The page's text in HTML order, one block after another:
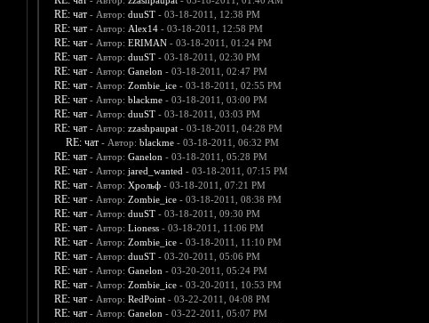
RE: чат - Автор: duuST- 03-18-2011, 12:38 PM
RE: чат - Автор: Alex14- 03-18-2011, 12:58 PM
RE: чат - Автор: ERIMAN- 03-18-2011, 01:24 PM
RE: чат - Автор: duuST- 03-18-2011, 02:30 PM
RE: чат - Автор: Ganelon - 03-18-2011, 02:47 PM
RE: чат - Автор: Zombie_ice- 03-18-2011, 02:55 PM
RE: чат - Автор: blackme- 03-18-2011, 03:00 PM
RE: чат - Автор: duuST- 03-18-2011, 03:03 PM
RE: чат - Автор: zzashpaupat- 03-18-2011, 04:28 PM
RE: чат - Автор: blackme- 03-18-2011, 06:32 PM
RE: чат - Автор: Ganelon - 03-18-2011, 05:28 PM
RE: чат - Автор: jared_wanted - 03-18-2011, 07:15 PM
RE: чат - Автор: Хрольф- 03-18-2011, 07:21 PM
RE: чат - Автор: Zombie_ice- 03-18-2011, 08:38 PM
RE: чат - Автор: duuST- 03-18-2011, 09:30 PM
RE: чат - Автор: Lioness- 03-18-2011, 11:06 PM
RE: чат - Автор: Zombie_ice- 03-18-2011, 11:10 PM
RE: чат - Автор: duuST- 03-20-2011, 05:06 PM
RE: чат - Автор: Ganelon - 03-20-2011, 05:24 PM
RE: чат - Автор: Zombie_ice- 03-20-2011, 10:53 PM
RE: чат - Автор: RedPoint- 03-22-2011, 04:08 PM
RE: чат - Автор: Ganelon - 03-22-2011, 05:07 PM